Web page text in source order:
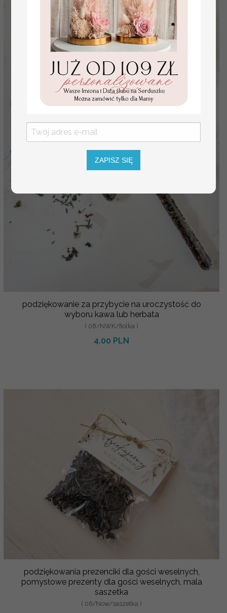
podziękowanie za przybycie na uroczystość do
wyboru kawa lub herbata
( 08/NWK/fiolka )
4.00 PLN
podziękowania prezenciki dla gości weselnych,
pomysłowe prezenty dla gości weselnych, mala
saszetka
( 06/Now/saszetka )
ZAPISZ SIĘ